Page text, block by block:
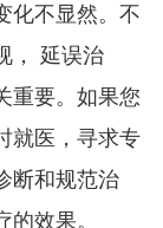
化不显然。不
， 延误治
重要。如果您
就医，寻求专
断和规范治
效果。